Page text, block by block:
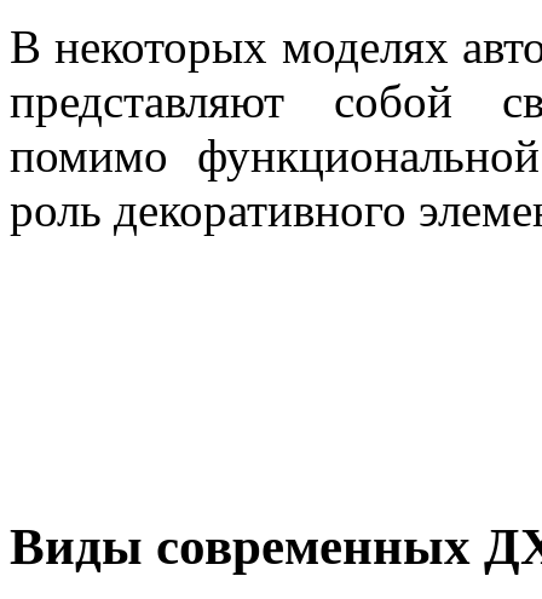
В некоторых моделях
представляют собой
помимо
роль декоративного
Виды современных